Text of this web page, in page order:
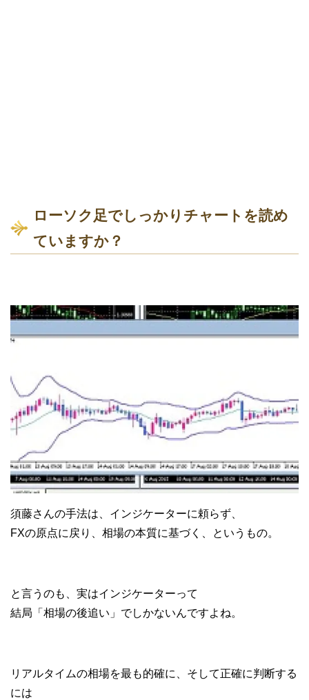
ローソク足でしっかりチャートを読め
ていますか？
須藤さんの手法は、インジケーターに頼らず、
FXの原点に戻り、相場の本質に基づく、というもの。
と言うのも、実はインジケーターって
結局「相場の後追い」でしかないんですよね。
リアルタイムの相場を最も的確に、そして正確に判断する
には